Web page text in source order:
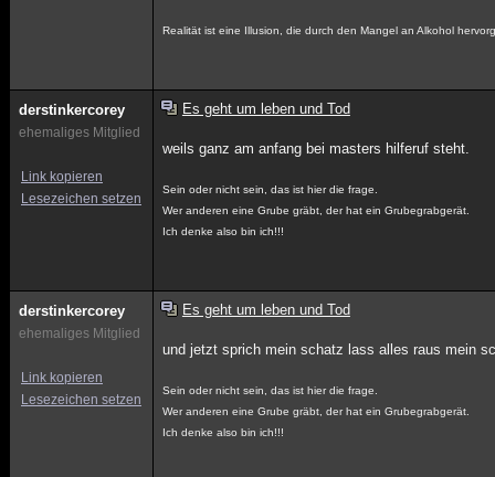
Realität ist eine Illusion, die durch den Mangel an Alkohol
derstinkercorey
ehemaliges Mitglied
Link kopieren
Lesezeichen setzen
Es geht um leben und Tod
weils ganz am anfang bei masters hilferuf steht.
Sein oder nicht sein, das ist hier die frage.
Wer anderen eine Grube gräbt, der hat ein Grubegrabgerät.
Ich denke also bin ich!!!
derstinkercorey
ehemaliges Mitglied
Link kopieren
Lesezeichen setzen
Es geht um leben und Tod
und jetzt sprich mein schatz lass alles raus mein
Sein oder nicht sein, das ist hier die frage.
Wer anderen eine Grube gräbt, der hat ein Grubegrabgerät.
Ich denke also bin ich!!!